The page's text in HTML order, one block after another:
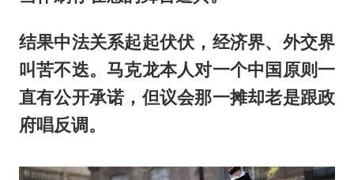
结果中法关系起起伏伏，经济界、外交界
叫苦不迭。马克龙本人对一个中国原则一
直有公开承诺，但议会那一摊却老是跟政
府唱反调。